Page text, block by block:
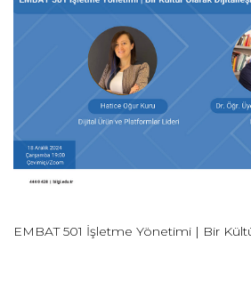
EMBAT 501 İşletme Yönetimi | Bir